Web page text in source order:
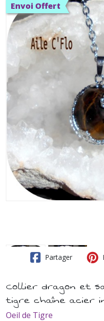
Envoi Offert
Partager
Collier dragon et
tigre chaîne acier
Oeil de Tigre